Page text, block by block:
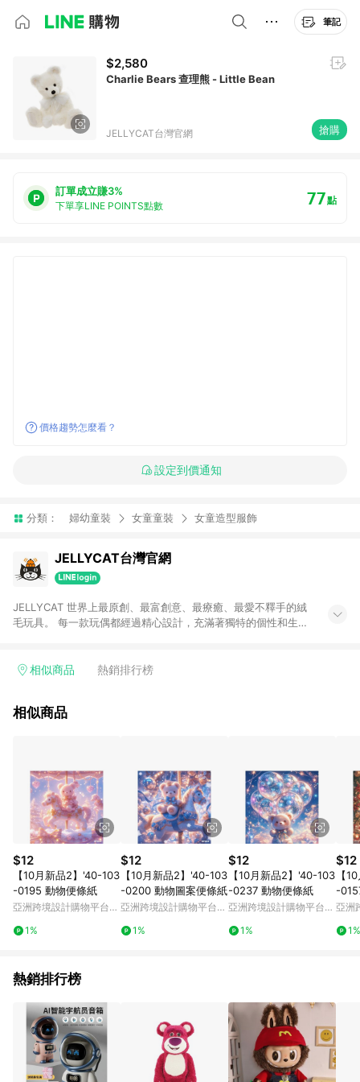
筆記
$2,580
Charlie Bears 查理熊 - Little Bean
JELLYCAT台灣官網 搶購
訂單成立賺3%
下單享LINE POINTS點數 77點
價格趨勢怎麼看？
設定到價通知
分類： 婦幼童裝 女童童裝 女童造型服飾
JELLYCAT台灣官網
JELLYCAT 世界上最原創、最富創意、最療癒、最愛不釋手的絨
毛玩具。 每一款玩偶都經過精心設計，充滿著獨特的個性和生動
JELLYCAT 堅持使用最頂級的材料，搭配可愛及突出的設計，成
相似商品 熱銷排行榜
相似商品
$12
【10月新品2】'40-103
-0195 動物便條紙
亞洲跨境設計購物平台
1%
$12
【10月新品2】'40-103
-0200 動物圖案便條紙
亞洲跨境設計購物平台
1%
$12
【10月新品2】'40-103
-0237 動物便條紙
亞洲跨境設計購物平台
1%
$12
【
-
亞洲
1%
熱銷排行榜